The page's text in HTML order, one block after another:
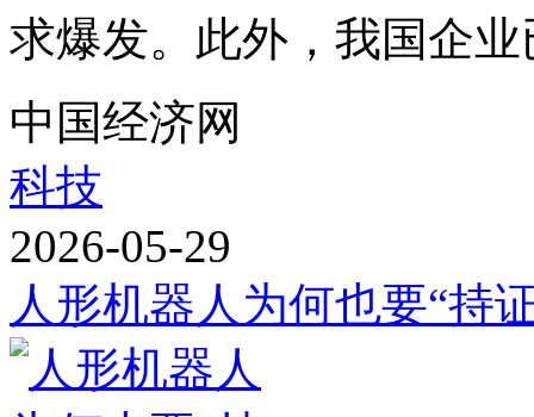
求爆发。此外，我国企
中国经济网
科技
2026-05-29
人形机器人为何也要“持